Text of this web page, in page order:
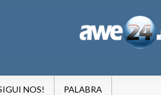
NOS! PALABRA